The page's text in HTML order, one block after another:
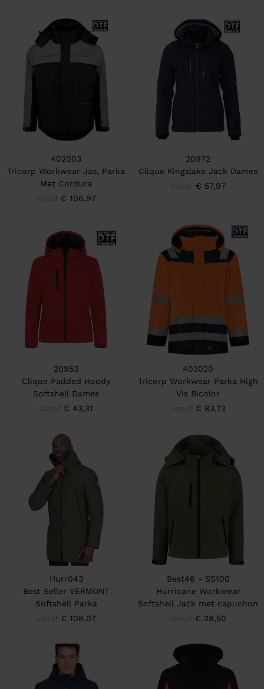
402003
Tricorp Workwear Jas, Parka
Met Cordura
€ 106,97
20972
Clique Kingslake Jack Dames
€ 57,97
20953
Clique Padded Hoody
Softshell Dames
€ 43,31
403020
Tricorp Workwear Parka High
Vis Bicolor
€ 83,73
Hurr043
Best Seller VERMONT
Softshell Parka
€ 108,07
Best46 - SS100
Hurricane Workwear
Softshell Jack met capuchon
€ 28,50